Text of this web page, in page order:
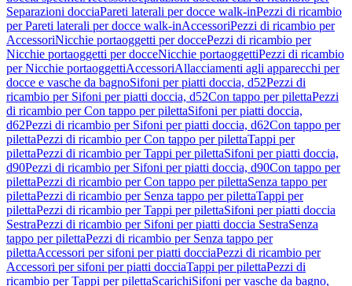
Separazioni docciaPareti laterali per docce walk-inPezzi di ricambio
per Pareti laterali per docce walk-inAccessoriPezzi di ricambio per
AccessoriNicchie portaoggetti per doccePezzi di ricambio per
Nicchie portaoggetti per docceNicchie portaoggettiPezzi di ricambio
per Nicchie portaoggettiAccessoriAllacciamenti agli apparecchi per
docce e vasche da bagnoSifoni per piatti doccia, d52Pezzi di
ricambio per Sifoni per piatti doccia, d52Con tappo per pilettaPezzi
di ricambio per Con tappo per pilettaSifoni per piatti doccia,
d62Pezzi di ricambio per Sifoni per piatti doccia, d62Con tappo per
pilettaPezzi di ricambio per Con tappo per pilettaTappi per
pilettaPezzi di ricambio per Tappi per pilettaSifoni per piatti doccia,
d90Pezzi di ricambio per Sifoni per piatti doccia, d90Con tappo per
pilettaPezzi di ricambio per Con tappo per pilettaSenza tappo per
pilettaPezzi di ricambio per Senza tappo per pilettaTappi per
pilettaPezzi di ricambio per Tappi per pilettaSifoni per piatti doccia
SestraPezzi di ricambio per Sifoni per piatti doccia SestraSenza
tappo per pilettaPezzi di ricambio per Senza tappo per
pilettaAccessori per sifoni per piatti docciaPezzi di ricambio per
Accessori per sifoni per piatti docciaTappi per pilettaPezzi di
ricambio per Tappi per pilettaScarichiSifoni per vasche da bagno,